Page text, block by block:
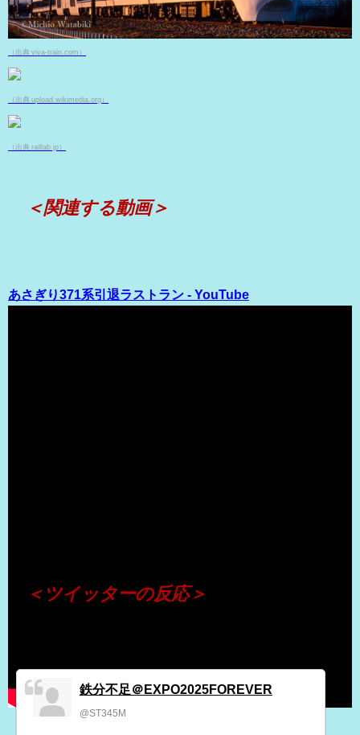
（出典 viva-train.com）
（出典 upload.wikimedia.org）
（出典 raillab.jp）
＜関連する動画＞
あさぎり371系引退ラストラン - YouTube
＜ツイッターの反応＞
鉄分不足＠EXPO2025FOREVER
@ST345M